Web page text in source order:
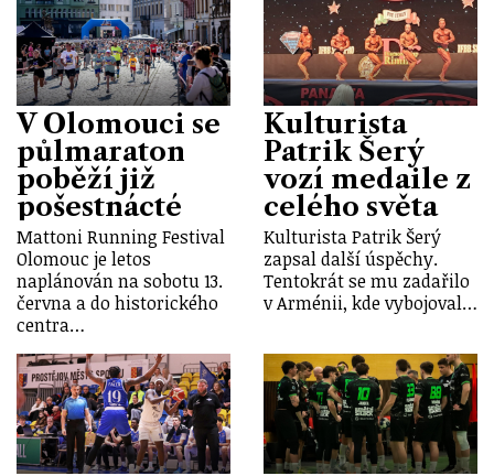
V Olomouci se
půlmaraton
poběží již
pošestnácté
Mattoni Running Festival
Olomouc je letos
naplánován na sobotu 13.
června a do historického
centra…
Kulturista
Patrik Šerý
vozí medaile z
celého světa
Kulturista Patrik Šerý
zapsal další úspěchy.
Tentokrát se mu zadařilo
v Arménii, kde vybojoval…